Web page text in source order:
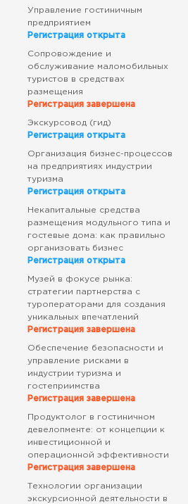
Управление гостиничным
предприятием
Регистрация открыта
Сопровождение и
обслуживание маломобильных
туристов в средствах
размещения
Регистрация завершена
Экскурсовод (гид)
Регистрация открыта
Организация бизнес-процессов
на предприятиях индустрии
туризма
Регистрация открыта
Некапитальные средства
размещения модульного типа и
гостевые дома: как правильно
организовать бизнес
Регистрация открыта
Музей в фокусе рынка:
стратегии партнерства с
туроператорами для создания
уникальных впечатлений
Регистрация завершена
Обеспечение безопасности и
управление рисками в
индустрии туризма и
гостеприимства
Регистрация завершена
Продуктолог в гостиничном
девелопменте: от концепции к
инвестиционной и
операционной эффективности
Регистрация завершена
Технологии организации
экскурсионной деятельности в